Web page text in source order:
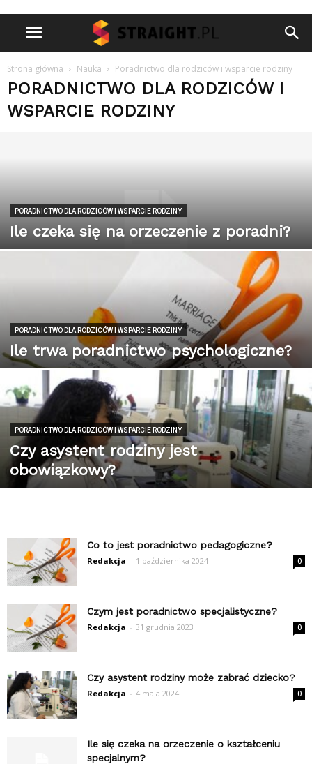
Strona główna Nauka Poradnictwo dla rodziców i wsparcie rodziny
PORADNICTWO DLA RODZICÓW I
WSPARCIE RODZINY
PORADNICTWO DLA RODZICÓW I WSPARCIE RODZINY
Ile czeka się na orzeczenie z poradni?
PORADNICTWO DLA RODZICÓW I WSPARCIE RODZINY
Ile trwa poradnictwo psychologiczne?
PORADNICTWO DLA RODZICÓW I WSPARCIE RODZINY
Czy asystent rodziny jest
obowiązkowy?
Co to jest poradnictwo pedagogiczne?
Redakcja - 1 października 2024 0
Czym jest poradnictwo specjalistyczne?
Redakcja - 31 grudnia 2023 0
Czy asystent rodziny może zabrać dziecko?
Redakcja - 4 maja 2024 0
Ile się czeka na orzeczenie o kształceniu
specjalnym?